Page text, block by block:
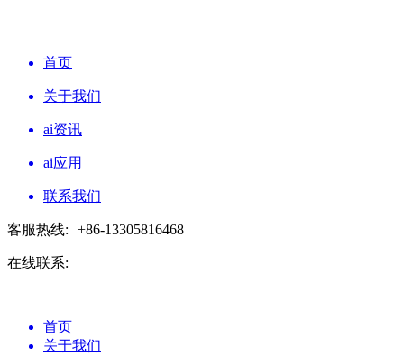
首页
关于我们
ai资讯
ai应用
联系我们
客服热线: +86-13305816468
在线联系:
首页
关于我们